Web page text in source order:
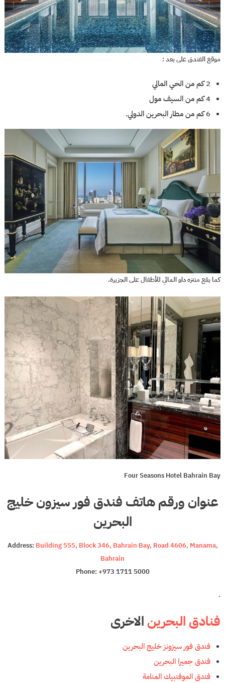
موقع الفندق على بعد :
2 كم من الحي المالي
4 كم من السيف مول
6 كم من مطار البحرين الدولي.
كما يقع منتزه داو المائي للأطفال على الجزيرة.
Four Seasons Hotel Bahrain Bay
عنوان ورقم هاتف فندق فور سيزون خليج
البحرين
Address: Building 555, Block 346, Bahrain Bay, Road 4606, Manama,
Bahrain
Phone: +973 1711 5000
.
فنادق البحرين الاخرى
فندق فور سيزونز خليج البحرين
فندق جميرا البحرين
فندق الموفنبيك المنامة